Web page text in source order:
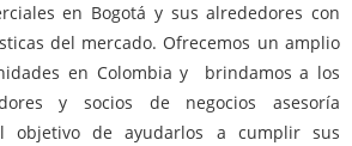
en Bogotá y sus alrededores con
del mercado. Ofrecemos un amplio
en Colombia y brindamos a los
y socios de negocios asesoría
objetivo de ayudarlos a cumplir sus